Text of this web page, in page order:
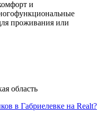
и
проживания или
область
в Габриелевке на Realt?